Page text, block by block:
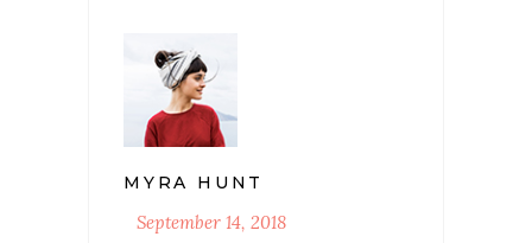
MYRA HUNT
September 14, 2018